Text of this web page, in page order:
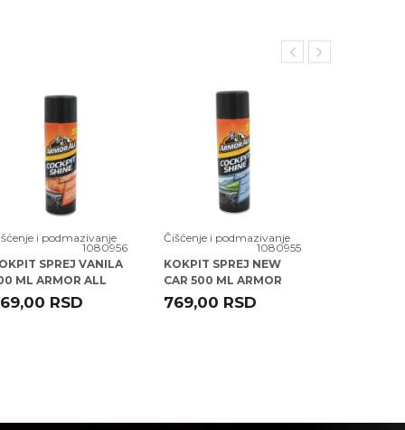
i podmazivanje
1080956
SPREJ VANILA
ML ARMOR ALL
RSD
Čišćenje i podmazivanje
1080955
KOKPIT SPREJ NEW
CAR 500 ML ARMOR
ALL (83500ML)
769,00 RSD